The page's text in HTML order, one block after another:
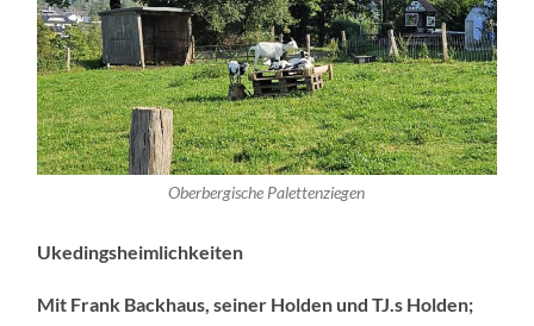
Oberbergische Palettenziegen
Ukedingsheimlichkeiten
Mit Frank Backhaus, seiner Holden und TJ.s Holden;